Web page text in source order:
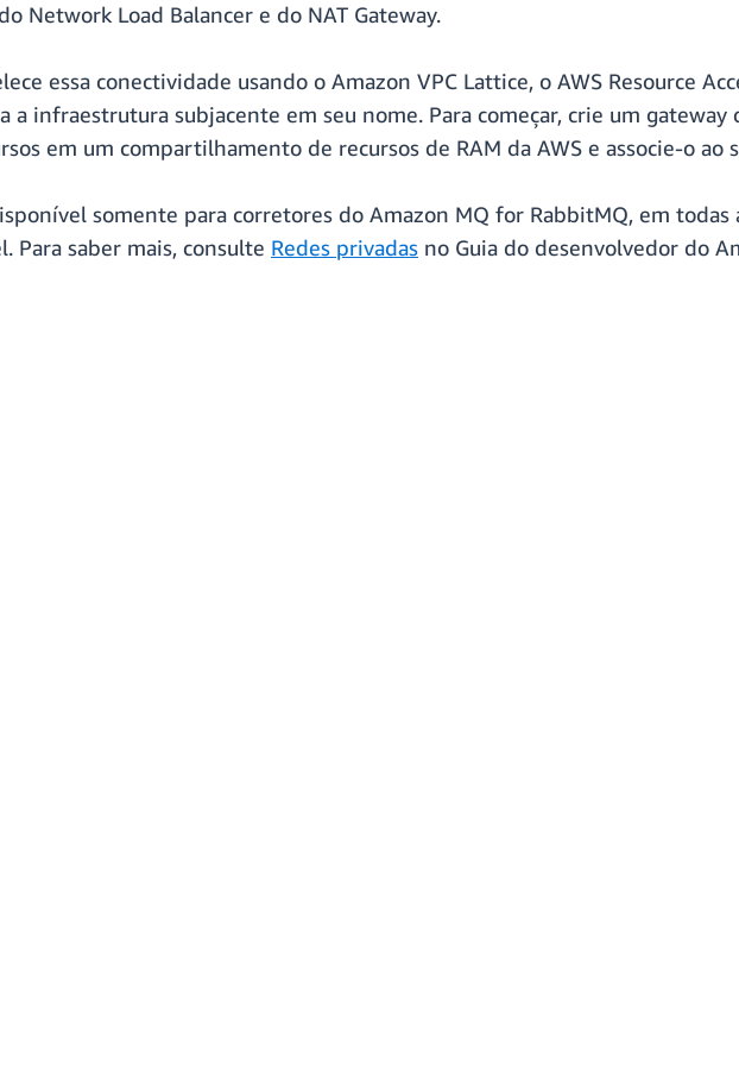
Network Load Balancer e do NAT Gateway.
essa conectividade usando o Amazon VPC Lattice, o AWS Resource
a infraestrutura subjacente em seu nome. Para começar, crie um gateway
em um compartilhamento de recursos de RAM da AWS e associe-o ao
somente para corretores do Amazon MQ for RabbitMQ, em todas
Para saber mais, consulte Redes privadas no Guia do desenvolvedor do